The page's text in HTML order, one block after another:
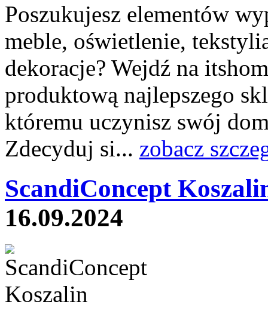
Poszukujesz elementów
meble, oświetlenie,
dekoracje? Wejdź na
produktową najlepszego
któremu uczynisz swój
Zdecyduj si... zobacz
ScandiConcept
16.09.2024